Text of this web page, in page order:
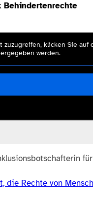
Behindertenrechte
klicken Sie auf
werden.
für
die Rechte von